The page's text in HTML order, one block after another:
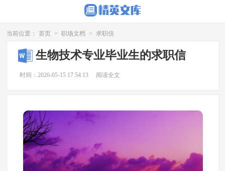
当前位置： 首页 > 职场文档 > 求职信
生物技术专业毕业生的求职信
时间：2026-05-15 17:54:13 阅读全文